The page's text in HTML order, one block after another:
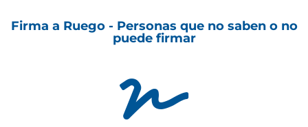
Firma a Ruego - Personas que no saben o no
puede firmar
